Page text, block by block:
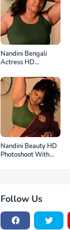
Nandini Bengali
Actress HD
Nandini Beauty HD
Photoshoot With
Follow Us